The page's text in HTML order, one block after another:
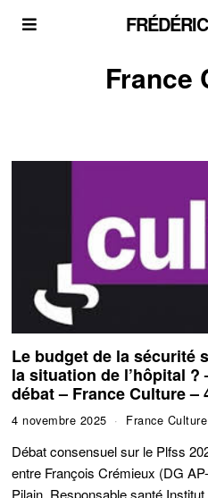
France
Le budget de la sécurité
la situation de l’hôpital
débat – France Culture –
4 novembre 2025 France Culture
Débat consensuel sur le Plfss
entre François Crémieux (DG
Pilain, Responsable santé